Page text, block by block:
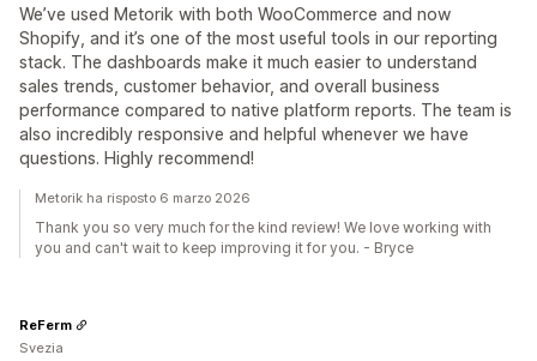
We’ve used Metorik with both WooCommerce and now
Shopify, and it’s one of the most useful tools in our reporting
stack. The dashboards make it much easier to understand
sales trends, customer behavior, and overall business
performance compared to native platform reports. The team is
also incredibly responsive and helpful whenever we have
questions. Highly recommend!
Metorik ha risposto 6 marzo 2026
Thank you so very much for the kind review! We love working with
you and can't wait to keep improving it for you. - Bryce
ReFerm
Svezia